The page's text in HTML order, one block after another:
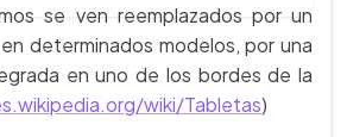
se ven reemplazados por un
determinados modelos, por una
en uno de los bordes de la
wiki/Tabletas)